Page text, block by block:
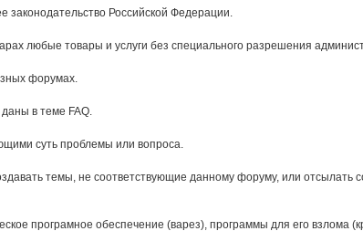
Российской Федерации.
любые товары и услуги без специального разрешения
форумах.
в теме FAQ.
суть проблемы или вопроса.
темы, не соответствующие данному форуму, или
програмное обеспечение (варез), программы для его взлома